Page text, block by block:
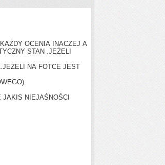
OCENIA INACZEJ A
STAN .JEŻELI
NA FOTCE JEST
NIEJAŚNOŚCI